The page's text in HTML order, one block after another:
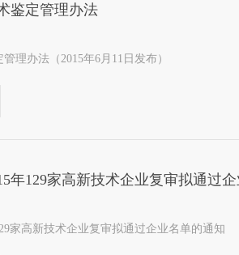
鉴定管理办法
理办法（2015年6月11日发布）
年129家高新技术企业复审拟通过
家高新技术企业复审拟通过企业名单的通知